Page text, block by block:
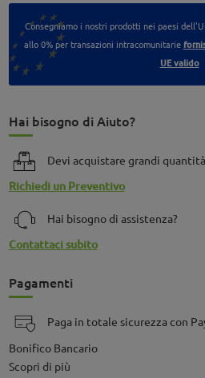
Consegniamo i nostri prodotti nei paesi
allo 0% per transazioni intracomunitarie
UE valido
Hai bisogno di Aiuto?
Devi acquistare grandi
Richiedi un Preventivo
Hai bisogno di assistenza?
Contattaci subito
Pagamenti
Paga in totale sicurezza con
Bonifico Bancario
Scopri di più